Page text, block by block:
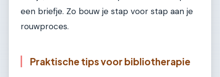
een briefje. Zo bouw je stap voor stap aan je
rouwproces.
Praktische tips voor bibliotherapie